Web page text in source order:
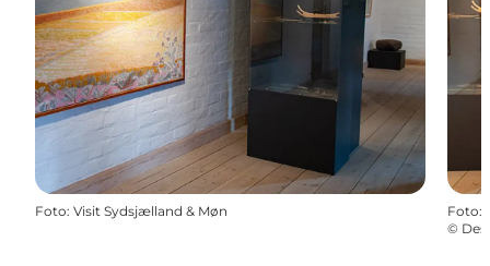
Foto: Visit Sydsjælland & Møn Foto:
©